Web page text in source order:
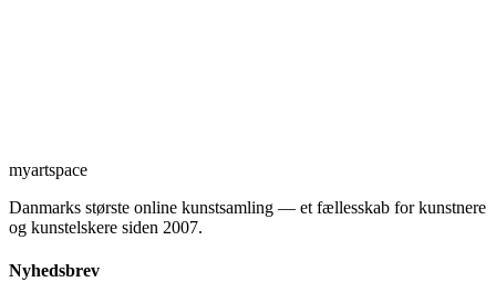
myartspace
Danmarks største online kunstsamling — et fællesskab for kunstnere
og kunstelskere siden 2007.
Nyhedsbrev